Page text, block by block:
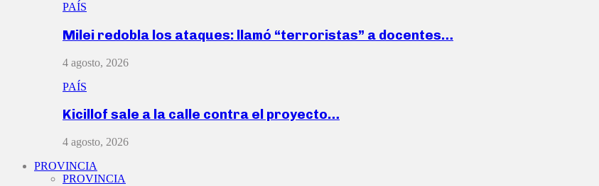
PAÍS
Milei redobla los ataques: llamó “terroristas” a docentes…
4 agosto, 2026
PAÍS
Kicillof sale a la calle contra el proyecto…
4 agosto, 2026
PROVINCIA
PROVINCIA